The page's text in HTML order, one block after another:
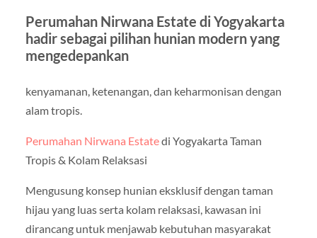
Perumahan Nirwana Estate di Yogyakarta
hadir sebagai pilihan hunian modern yang
mengedepankan
kenyamanan, ketenangan, dan keharmonisan dengan
alam tropis.
Perumahan Nirwana Estatedi Yogyakarta Taman
Tropis & Kolam Relaksasi
Mengusung konsep hunian eksklusif dengan taman
hijau yang luas serta kolam relaksasi, kawasan ini
dirancang untuk menjawab kebutuhan masyarakat